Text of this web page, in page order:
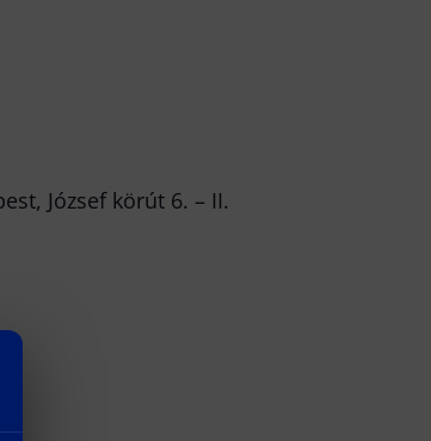
József körút 6. – II.